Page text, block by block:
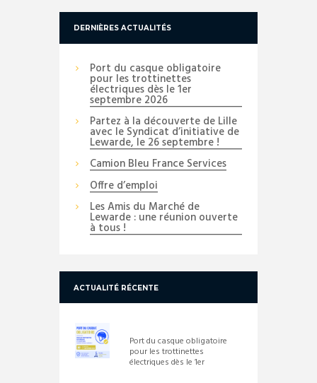
DERNIÈRES ACTUALITÉS
Port du casque obligatoire
pour les trottinettes
électriques dès le 1er
septembre 2026
Partez à la découverte de Lille
avec le Syndicat d’initiative de
Lewarde, le 26 septembre !
Camion Bleu France Services
Offre d’emploi
Les Amis du Marché de
Lewarde : une réunion ouverte
à tous !
ACTUALITÉ RÉCENTE
Port du casque obligatoire
pour les trottinettes
électriques dès le 1er